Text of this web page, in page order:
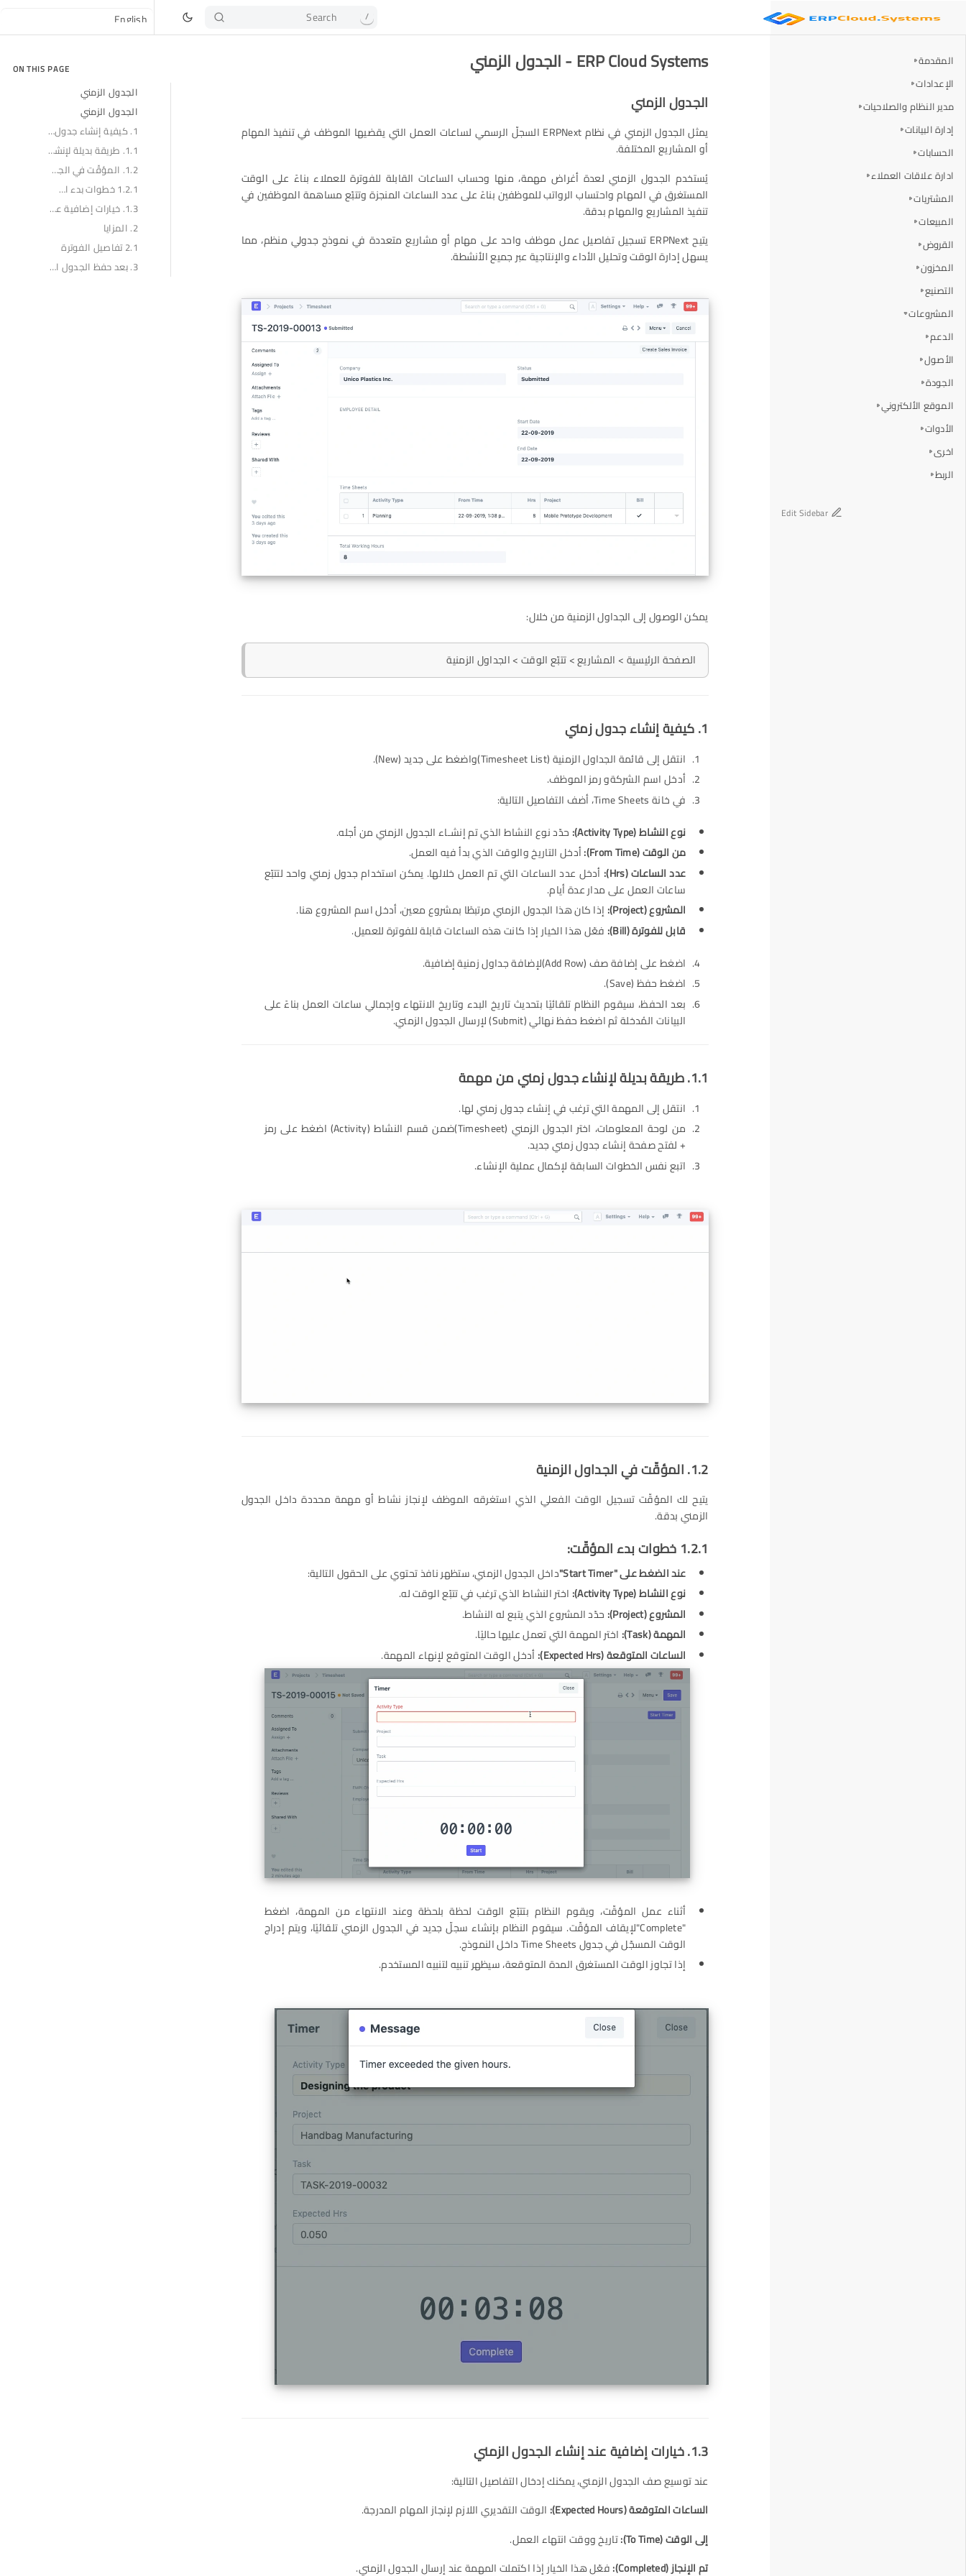
Search /
المقدمة
الإعدادات
مدير النظام والصلاحيات
إدارة البيانات
الحسابات
ادارة علاقات العملاء
المشتريات
المبيعات
القروض
المخزون
التصنيع
المشروعات
الدعم
الأصول
الجودة
الموقع الألكتروني
الأدوات
اخرى
الربط
Edit Sidebar
ERP Cloud Systems - الجدول الزمني
الجدول الزمني
يمثل الجدول الزمني في نظام ERPNext السجلّ الرسمي لساعات العمل التي يقضيها الموظف في تنفيذ المهام
أو المشاريع المختلفة.
يُستخدم الجدول الزمني لعدة أغراض مهمة، منها وحساب الساعات القابلة للفوترة للعملاء بناءً على الوقت
المستغرق في المهام واحتساب الرواتب للموظفين بناءً على عدد الساعات المنجزة وتتبّع مساهمة الموظفين في
تنفيذ المشاريع والمهام بدقة.
يتيح ERPNext تسجيل تفاصيل عمل موظف واحد على مهام أو مشاريع متعددة في نموذج جدولي منظم، مما
يسهل إدارة الوقت وتحليل الأداء والإنتاجية عبر جميع الأنشطة.
يمكن الوصول إلى الجداول الزمنية من خلال:
الصفحة الرئيسية > المشاريع > تتبّع الوقت > الجداول الزمنية
1. كيفية إنشاء جدول زمني
انتقل إلى قائمة الجداول الزمنية (Timesheet List)واضغط على جديد (New).
أدخل اسم الشركةو رمز الموظف.
في خانة Time Sheets، أضف التفاصيل التالية:
نوع النشاط(Activity Type):
حدّد نوع النشاط الذي تم إنشـاء الجدول الزمني من أجله.
من الوقت(From Time):
أدخل التاريخ والوقت الذي بدأ فيه العمل.
عدد الساعات(Hrs):
أدخل عدد الساعات التي تم العمل خلالها. يمكن استخدام جدول زمني واحد لتتبّع
ساعات العمل على مدار عدة أيام.
المشروع(Project):
إذا كان هذا الجدول الزمني مرتبطًا بمشروع معين، أدخل اسم المشروع هنا.
قابل للفوترة(Bill):
فعّل هذا الخيار إذا كانت هذه الساعات قابلة للفوترة للعميل.
اضغط على إضافة صف (Add Row)لإضافة جداول زمنية إضافية.
اضغط حفظ (Save).
بعد الحفظ، سيقوم النظام تلقائيًا بتحديث تاريخ البدء وتاريخ الانتهاء وإجمالي ساعات العمل بناءً على
البيانات المُدخلة ثم اضغط حفظ نهائي (Submit) لإرسال الجدول الزمني.
1.1. طريقة بديلة لإنشاء جدول زمني من مهمة
انتقل إلى المهمة التي ترغب في إنشاء جدول زمني لها.
من لوحة المعلومات، اختر الجدول الزمني (Timesheet)ضمن قسم النشاط (Activity) اضغط على رمز
+ لفتح صفحة إنشاء جدول زمني جديد.
اتبع نفس الخطوات السابقة لإكمال عملية الإنشاء.
1.2. المؤقّت في الجداول الزمنية
يتيح لك المؤقّت تسجيل الوقت الفعلي الذي استغرقه الموظف لإنجاز نشاط أو مهمة محددة داخل الجدول
الزمني بدقة.
1.2.1 خطوات بدء المؤقّت:
عند الضغط على "Start Timer"
داخل الجدول الزمني، ستظهر نافذ تحتوي على الحقول التالية:
نوع النشاط(Activity Type):
اختر النشاط الذي ترغب في تتبّع الوقت له.
المشروع(Project):
حدّد المشروع الذي يتبع له النشاط.
المهمة(Task):
اختر المهمة التي تعمل عليها حاليًا.
الساعات المتوقعة(Expected Hrs): أدخل الوقت المتوقع لإنهاء المهمة.
أثناء عمل المؤقّت، ويقوم النظام بتتبّع الوقت لحظة بلحظة وعند الانتهاء من المهمة، اضغط
"Complete"لإيقاف المؤقّت. سيقوم النظام بإنشاء سجلّ جديد في الجدول الزمني تلقائيًا، ويتم إدراج
الوقت المسجّل في جدول Time Sheets داخل النموذج.
إذا تجاوز الوقت المستغرق المدة المتوقعة، سيظهر تنبيه لتنبيه المستخدم.
1.3. خيارات إضافية عند إنشاء الجدول الزمني
عند توسيع صف الجدول الزمني، يمكنك إدخال التفاصيل التالية:
الساعات المتوقعة(Expected Hours):
الوقت التقديري اللازم لإنجاز المهام المدرجة.
إلى الوقت(To Time):
تاريخ ووقت انتهاء العمل.
تم الإنجاز(Completed): فعّل هذا الخيار إذا اكتملت المهمة عند إرسال الجدول الزمني.
ON THIS PAGE
الجدول الزمني
الجدول الزمني
1. كيفية إنشاء جدول زمني
1.1. طريقة بديلة لإنشاء جدول زمني من مهمة
1.2. المؤقّت في الجداول الزمنية
1.2.1 خطوات بدء المؤقّت:
1.3. خيارات إضافية عند إنشاء الجدول الزمني
2. المزايا
2.1 تفاصيل الفوترة
3. بعد حفظ الجدول الزمني